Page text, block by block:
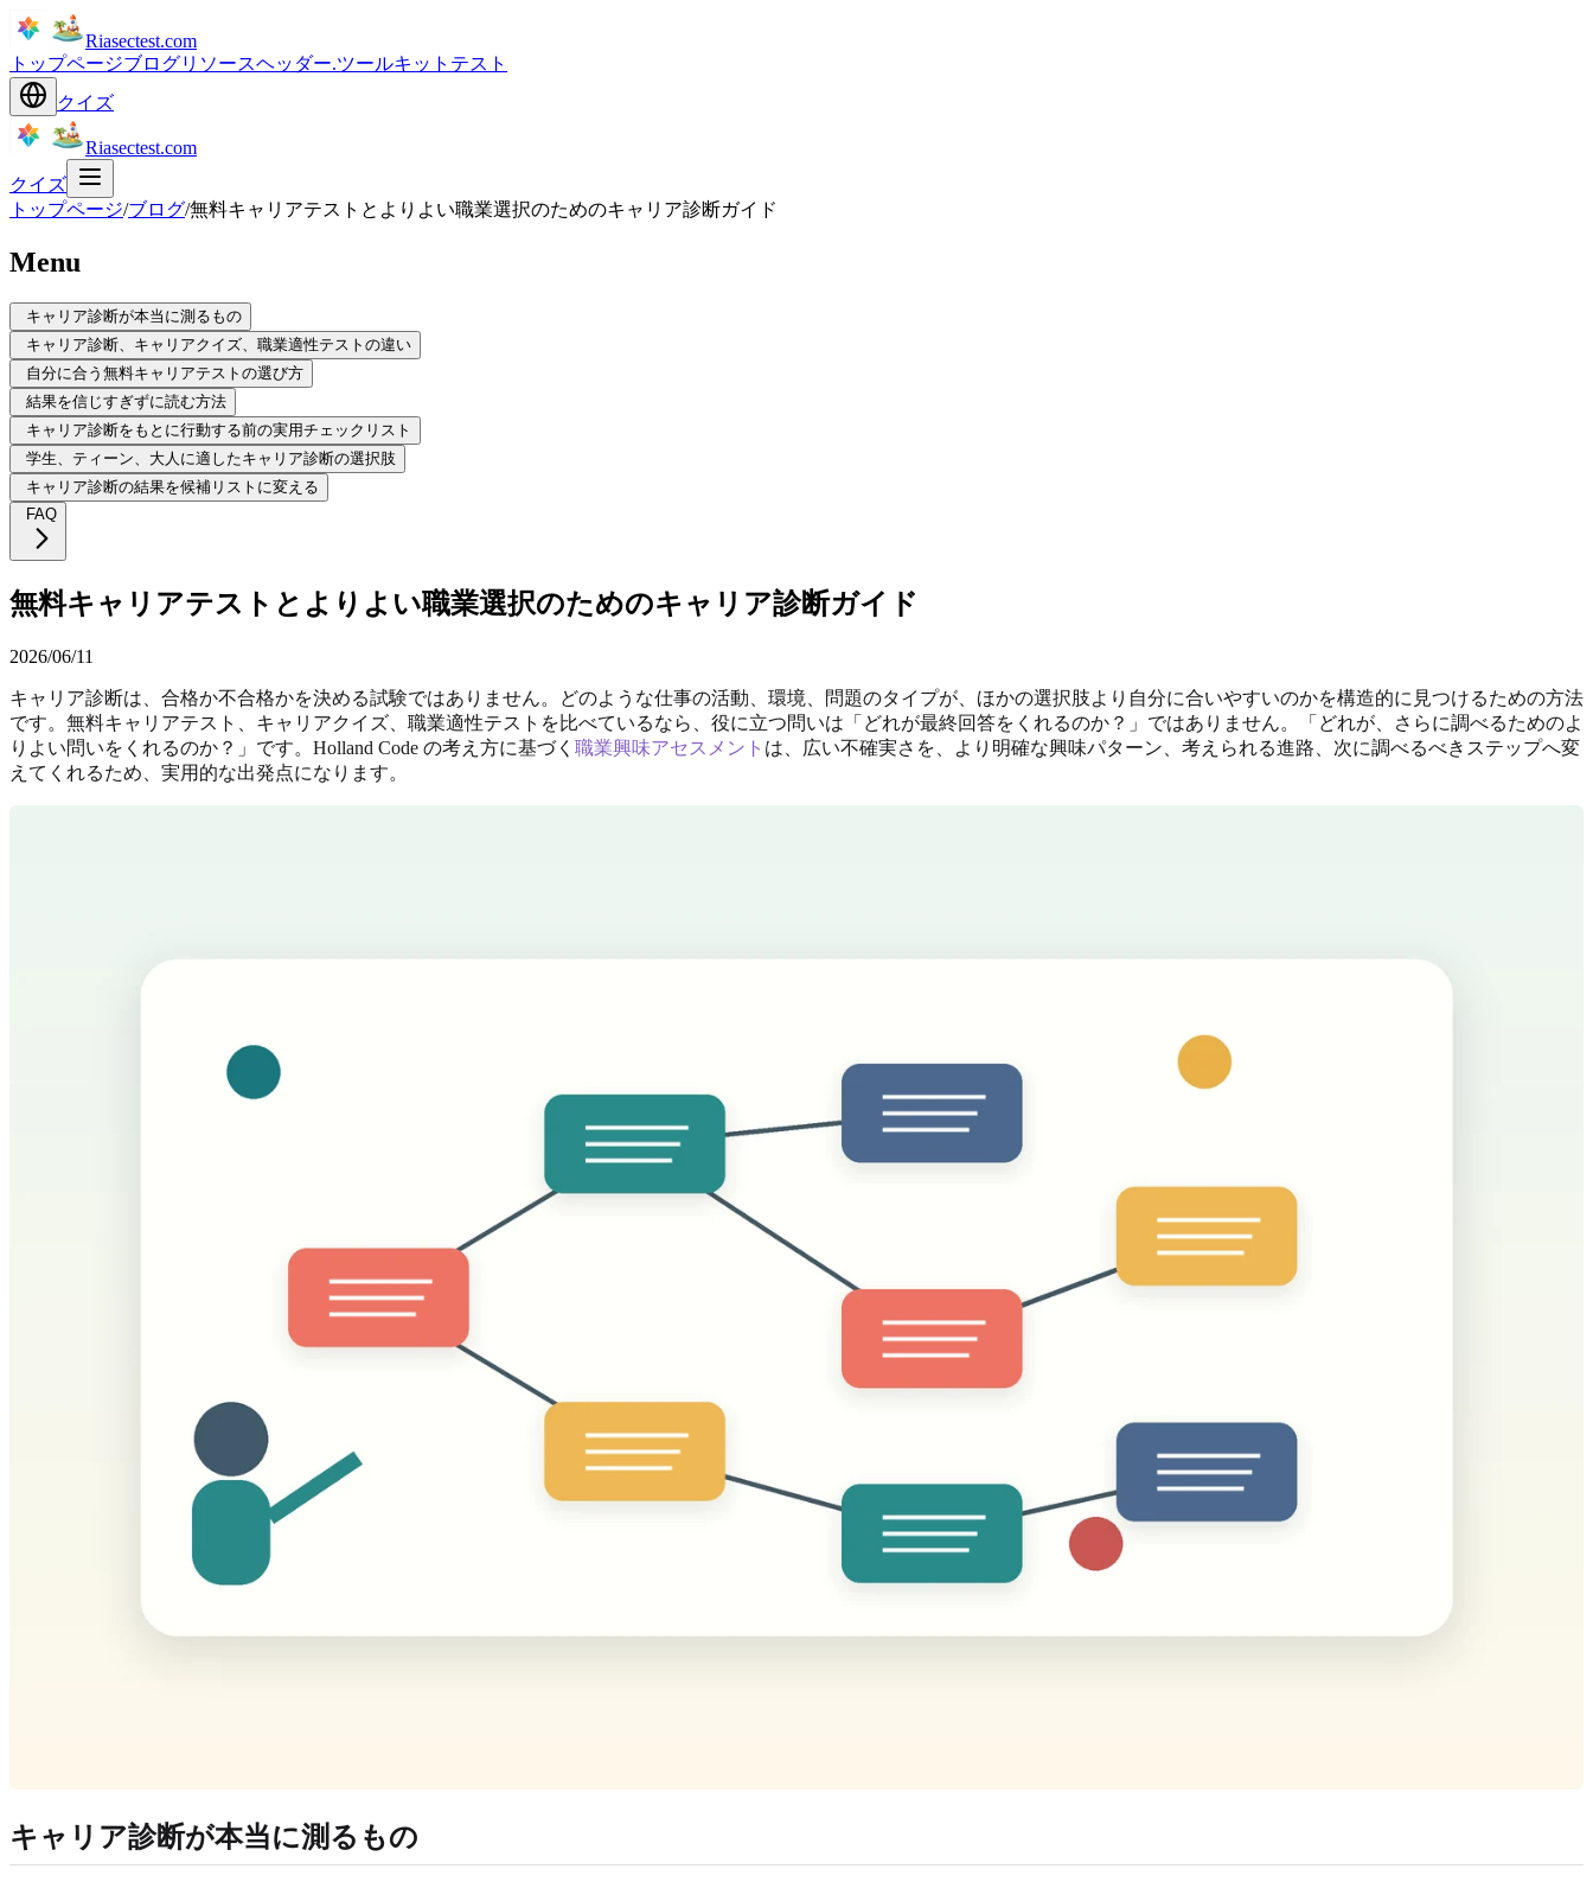
Riasectest.com
トップページブログリソースヘッダー.ツールキット テスト
クイズ
Riasectest.com
クイズ
トップページ/ブログ/無料キャリアテストとよりよい職業選択のためのキャリア診断ガイド
Menu
キャリア診断が本当に測るもの
キャリア診断、キャリアクイズ、職業適性テストの違い
自分に合う無料キャリアテストの選び方
結果を信じすぎずに読む方法
キャリア診断をもとに行動する前の実用チェックリスト
学生、ティーン、大人に適したキャリア診断の選択肢
キャリア診断の結果を候補リストに変える
FAQ
無料キャリアテストとよりよい職業選択のためのキャリア診断ガイド
2026/06/11
キャリア診断は、合格か不合格かを決める試験ではありません。どのような仕事の活動、環境、問題のタイプが、ほかの選択肢より自分に合いやすいのかを構造的に見つけるための方法
です。無料キャリアテスト、キャリアクイズ、職業適性テストを比べているなら、役に立つ問いは「どれが最終回答をくれるのか？」ではありません。「どれが、さらに調べるためのよ
りよい問いをくれるのか？」です。Holland Code の考え方に基づく 職業興味アセスメント は、広い不確実さを、より明確な興味パターン、考えられる進路、次に調べるべきステップへ変
えてくれるため、実用的な出発点になります。
キャリア診断が本当に測るもの